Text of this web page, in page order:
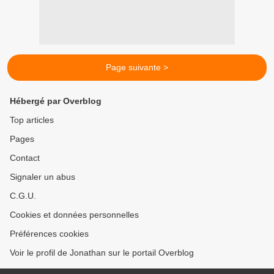
Page suivante >
Hébergé par Overblog
Top articles
Pages
Contact
Signaler un abus
C.G.U.
Cookies et données personnelles
Préférences cookies
Voir le profil de Jonathan sur le portail Overblog